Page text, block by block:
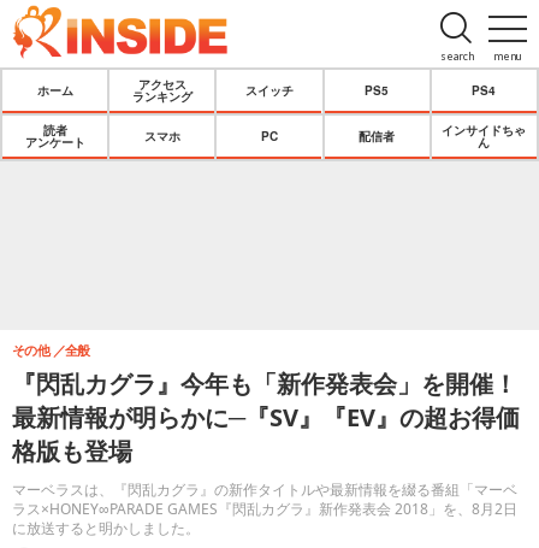
menu
search
ホーム
アクセス
ランキング
スイッチ PS5 PS4
読者
アンケート
スマホ PC 配信者
インサイドちゃ
ん
『閃乱カグラ』今年も「新作発表会」を開催！
最新情報が明らかに─『SV』『EV』の超お得価
格版も登場
マーベラスは、『閃乱カグラ』の新作タイトルや最新情報を綴る番組「マーベ
ラス×HONEY∞PARADE GAMES『閃乱カグラ』新作発表会 2018」を、8月2日
に放送すると明かしました。
その他 全般